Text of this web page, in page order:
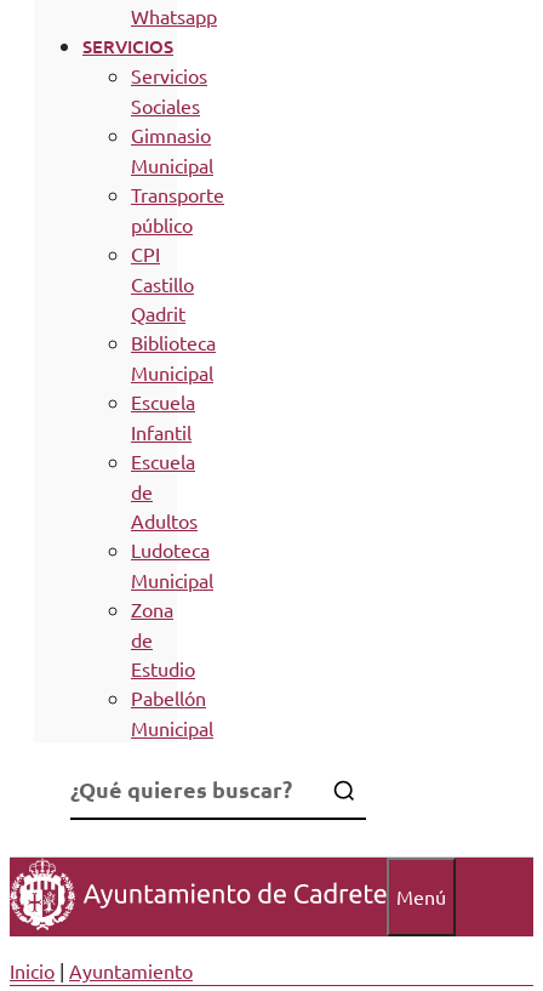
Whatsapp
SERVICIOS
Servicios
Sociales
Gimnasio
Municipal
Transporte
público
CPI
Castillo
Qadrit
Biblioteca
Municipal
Escuela
Infantil
Escuela
de
Adultos
Ludoteca
Municipal
Zona
de
Estudio
Pabellón
Municipal
Menú
Inicio | Ayuntamiento